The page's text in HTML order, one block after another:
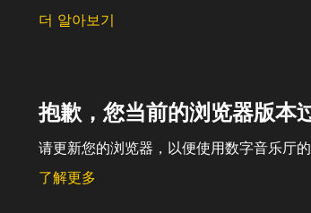
더 알아보기
抱歉，您当前的浏览器版本
请更新您的浏览器，以便使用数字音乐厅的
了解更多